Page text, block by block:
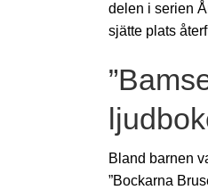
delen i serien
sjätte plats
Bland barnen
”Bockarna